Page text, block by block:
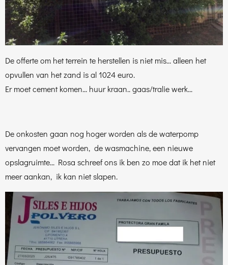
De offerte om het terrein te herstellen is niet mis... alleen het
opvullen van het zand is al 1024 euro.
Er moet cement komen... huur kraan.. gaas/tralie werk...
De onkosten gaan nog hoger worden als de waterpomp
vervangen moet worden, de wasmachine, een nieuwe
opslagruimte... Rosa schreef ons ik ben zo moe dat ik het niet
meer aankan, ik kan niet slapen.